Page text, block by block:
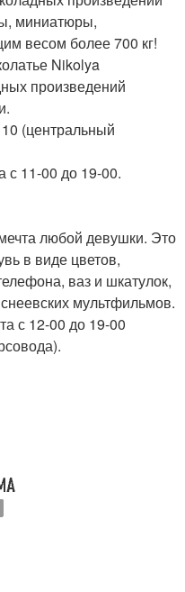
миниатюры,
весом более 700 кг!
Nikolya
произведений
(центральный
с 11-00 до 19-00.
любой девушки. Это
в виде цветов,
ваз и шкатулок,
мультфильмов.
с 12-00 до 19-00